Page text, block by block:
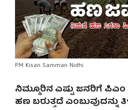
PM Kisan Samman Nidhi
ನಿಮ್ಮೂರಿನ ಎಷ್ಟು ಜನರಿಗೆ
ಹಣ ಬರುತ್ತದೆ